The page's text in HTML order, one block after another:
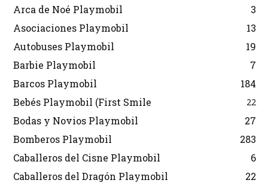
Arca de Noé Playmobil
3
Asociaciones Playmobil
13
Autobuses Playmobil
19
Barbie Playmobil
7
Barcos Playmobil
184
Bebés Playmobil (First Smile
22
Bodas y Novios Playmobil
27
Bomberos Playmobil
283
Caballeros del Cisne Playmobil
6
Caballeros del Dragón Playmobil
22